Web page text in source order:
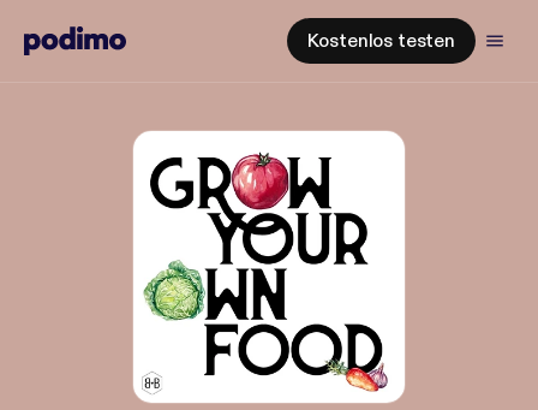
Kostenlos testen